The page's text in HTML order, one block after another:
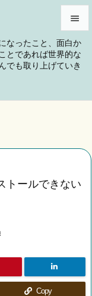
なったこと、面白か
とであれば世界的な
でも取り上げていき


メニュ


次へ
検索
トールできない
Copy